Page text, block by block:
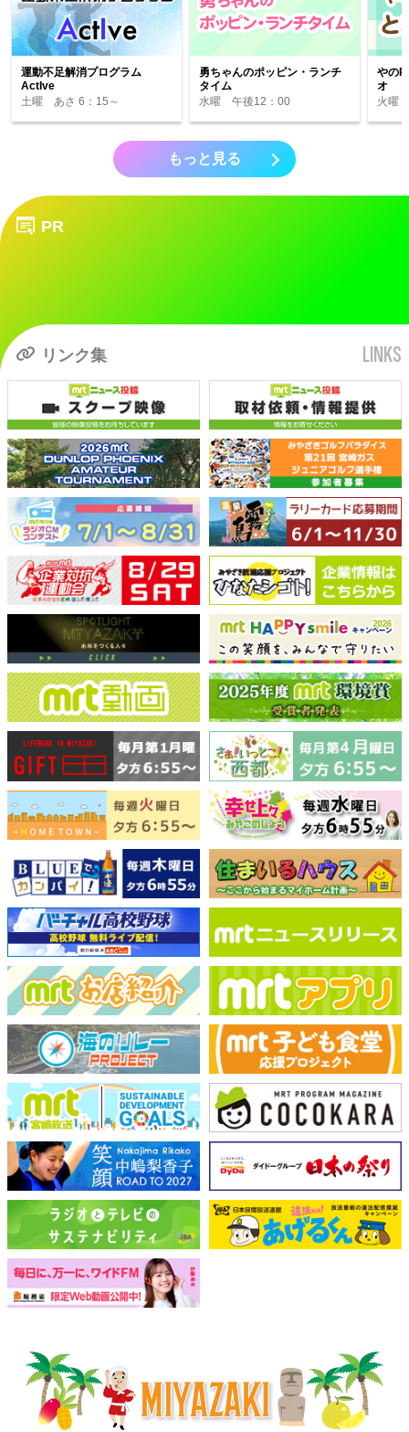
運動不足解消プログラム
ActIve
土曜 あさ 6：15～
勇ちゃんのポッピン・ランチ
タイム
水曜 午後12：00
やのP
オ
火曜
もっと見る
PR
リンク集 LINKS